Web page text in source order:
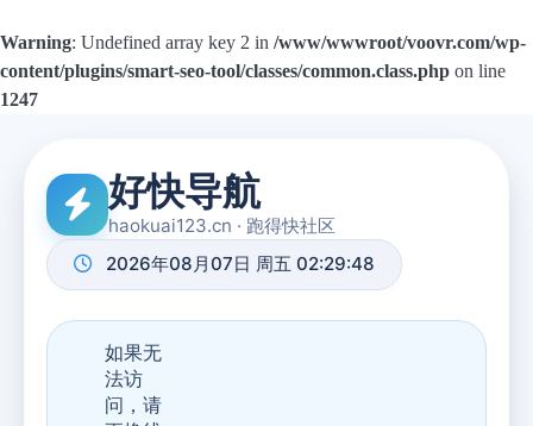
Warning: Undefined array key 2 in /www/wwwroot/voovr.com/wp-
content/plugins/smart-seo-tool/classes/common.class.php on line
1247